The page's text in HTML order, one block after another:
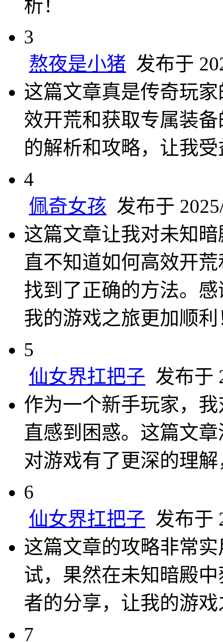
析！
3
熬夜是小猪 发布于
这篇文章真是传奇玩
效开荒和获取专属装
的解析和攻略，让我
4
佩奇女孩 发布于
这篇文章让我对未知
直不知道如何高效开
找到了正确的方法。
我的游戏之旅更加顺利
5
仙女界扛把子 发布于
作为一个新手玩家，
直感到困惑。这篇文
对游戏有了更深的理
6
仙女界扛把子 发布于
这篇文章的攻略非常
试，果然在未知暗殿
者的分享，让我的游
7